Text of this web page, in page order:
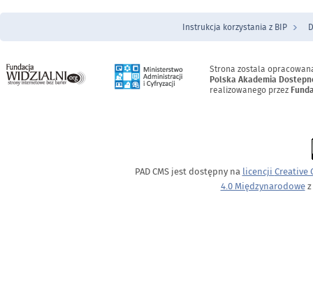
Menu Stopka
Instrukcja korzystania z BIP
Strona zostala
Polska Akademia
realizowanego przez
PAD CMS jest dostępny na licencji Creative
4.0 Międzynarodowez